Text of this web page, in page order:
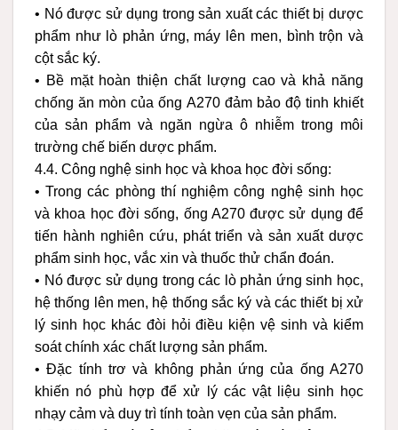
• Nó được sử dụng trong sản xuất các thiết bị dược
phẩm như lò phản ứng, máy lên men, bình trộn và
cột sắc ký.
• Bề mặt hoàn thiện chất lượng cao và khả năng
chống ăn mòn của ống A270 đảm bảo độ tinh khiết
của sản phẩm và ngăn ngừa ô nhiễm trong môi
trường chế biến dược phẩm.
4.4. Công nghệ sinh học và khoa học đời sống:
• Trong các phòng thí nghiệm công nghệ sinh học
và khoa học đời sống, ống A270 được sử dụng để
tiến hành nghiên cứu, phát triển và sản xuất dược
phẩm sinh học, vắc xin và thuốc thử chẩn đoán.
• Nó được sử dụng trong các lò phản ứng sinh học,
hệ thống lên men, hệ thống sắc ký và các thiết bị xử
lý sinh học khác đòi hỏi điều kiện vệ sinh và kiểm
soát chính xác chất lượng sản phẩm.
• Đặc tính trơ và không phản ứng của ống A270
khiến nó phù hợp để xử lý các vật liệu sinh học
nhạy cảm và duy trì tính toàn vẹn của sản phẩm.